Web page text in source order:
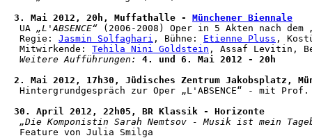
3. Mai 2012, 20h, Muffathalle - Münchener Biennale
UA „L'ABSENCE“ (2006-2008) Oper in 5 Akten nach dem
Regie: Jasmin Solfaghari , Bühne: Etienne Pluss ,
Mitwirkende: Tehila Nini Goldstein , Assaf Levitin,
Weitere Aufführungen:
4. und 6. Mai 2012 - 20h
2. Mai 2012, 17h30, Jüdisches Zentrum Jakobsplatz,
Hintergrundgespräch zur Oper „L'ABSENCE“ - mit
30. April 2012, 22h05, BR Klassik - Horizonte
„Die Komponistin Sarah Nemtsov - Musik ist mein
Feature von Julia Smilga